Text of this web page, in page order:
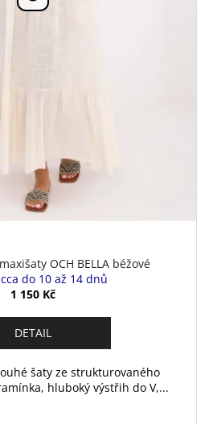
OCH BELLA béžové
do 10 až 14 dnů
1 150 Kč
DETAIL
šaty ze strukturovaného
hluboký výstřih do V,...